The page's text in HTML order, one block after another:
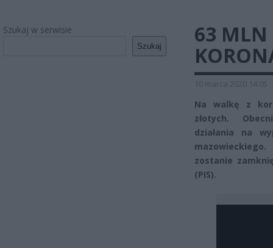
Szukaj w serwisie
Szukaj
63 MLN
10 marca 2020 14:05
Na walkę z
złotych.
działania na
zostanie
(PIS).